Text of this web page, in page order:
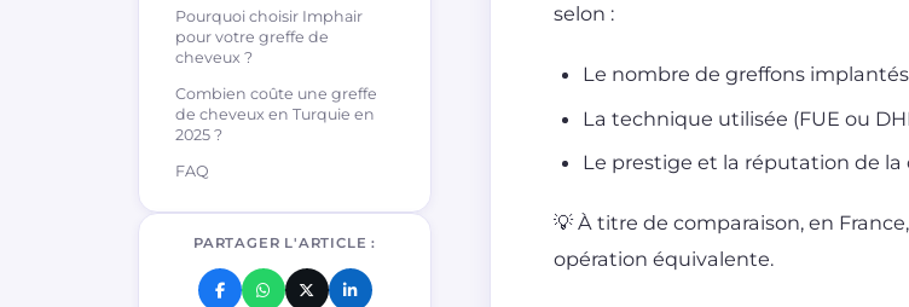
Pourquoi choisir Imphair
pour votre greffe de
cheveux ?
Combien coûte une greffe
de cheveux en Turquie en
2025 ?
FAQ
PARTAGER L'ARTICLE :
selon :
Le nombre de greffons
La technique utilisée (FUE ou
Le prestige et la réputation de la
💡 À titre de comparaison, en
opération équivalente.